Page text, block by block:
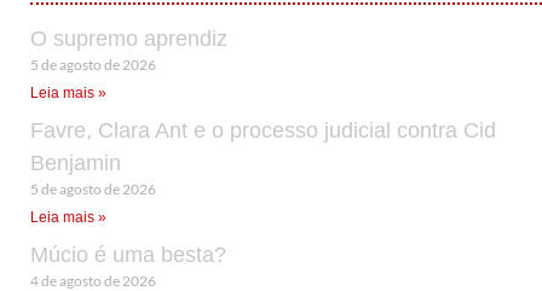
O supremo aprendiz
5 de agosto de 2026
Leia mais »
Favre, Clara Ant e o processo judicial contra Cid
Benjamin
5 de agosto de 2026
Leia mais »
Múcio é uma besta?
4 de agosto de 2026